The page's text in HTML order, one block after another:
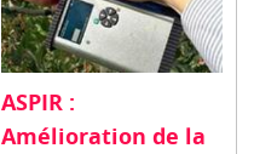
ASPIR :
Amélioration de la